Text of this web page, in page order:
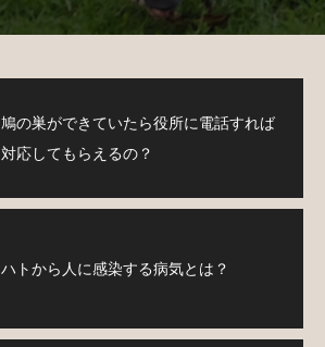
鳩の巣ができていたら役所に電話すれば
対応してもらえるの？
ハトから人に感染する病気とは？